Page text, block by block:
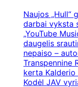
Naujos „Hull“
darbai vyksta
„YouTube
daugelis
nepaiso –
Transpennine
kerta
Kodėl JAV